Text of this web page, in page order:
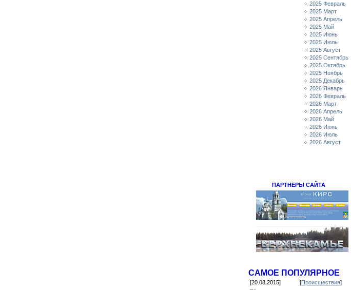
2025 Февраль
2025 Март
2025 Апрель
2025 Май
2025 Июнь
2025 Июль
2025 Август
2025 Сентябрь
2025 Октябрь
2025 Ноябрь
2025 Декабрь
2026 Январь
2026 Февраль
2026 Март
2026 Апрель
2026 Май
2026 Июнь
2026 Июль
2026 Август
ПАРТНЕРЫ САЙТА
САМОЕ ПОПУЛЯРНОЕ
[20.08.2015] [Происшествия]